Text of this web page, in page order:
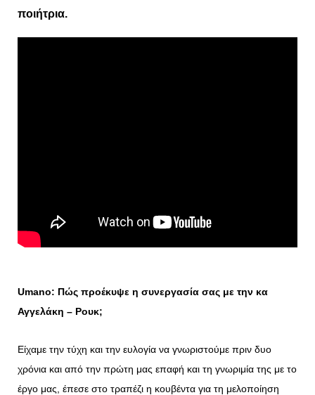
ποιήτρια.
Umano: Πώς προέκυψε η συνεργασία σας με την κα
Αγγελάκη – Ρουκ;
Είχαμε την τύχη και την ευλογία να γνωριστούμε πριν δυο
χρόνια και από την πρώτη μας επαφή και τη γνωριμία της με το
έργο μας, έπεσε στο τραπέζι η κουβέντα για τη μελοποίηση